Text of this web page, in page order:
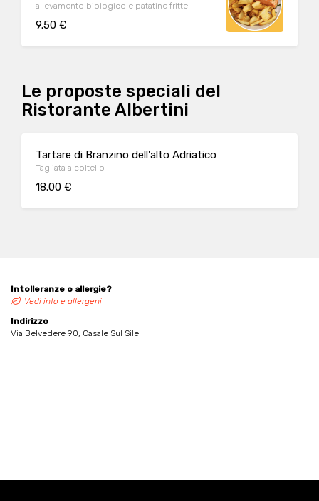
allevamento biologico e patatine fritte
9.50 €
Le proposte speciali del
Ristorante Albertini
Tartare di Branzino dell'alto Adriatico
Tagliata a coltello
18.00 €
Intolleranze o allergie?
Vedi info e allergeni
Indirizzo
Via Belvedere 90, Casale Sul Sile